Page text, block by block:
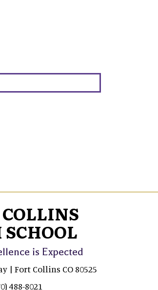
is Expected
| Fort Collins CO 80525
488-8021